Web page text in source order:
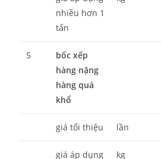
nhiều hơn 1
tấn
5
bốc xếp
hàng nặng
hàng quá
khổ
giá tối thiệu lần
giá áp dụng
kg